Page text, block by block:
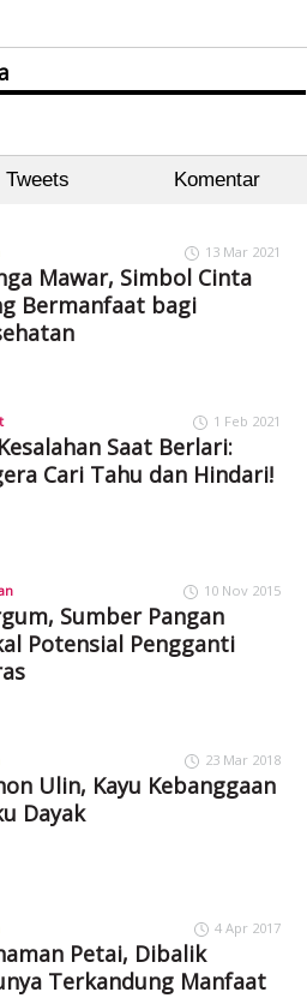
Tweets Komentar
13 Mar 2021
Mawar, Simbol Cinta
Bermanfaat bagi
1 Feb 2021
Saat Berlari:
Cari Tahu dan Hindari!
10 Nov 2015
Sumber Pangan
Potensial Pengganti
23 Mar 2018
Ulin, Kayu Kebanggaan
Dayak
4 Apr 2017
Petai, Dibalik
Terkandung Manfaat